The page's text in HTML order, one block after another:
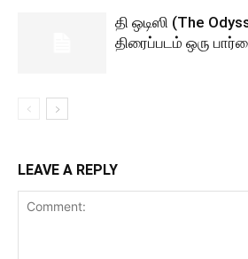
தி ஒடிஸி (The
திரைப்படம் ஒரு
LEAVE A REPLY